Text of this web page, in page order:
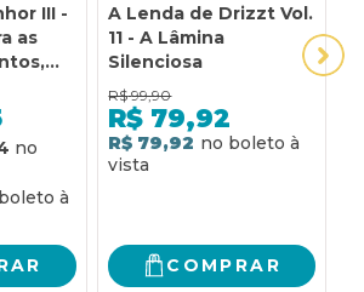
III -
as
A Lenda de Drizzt Vol.
11 - A Lâmina
Silenciosa
R$ 99,90
R$ 79,92
R$ 79,92
COMPRAR